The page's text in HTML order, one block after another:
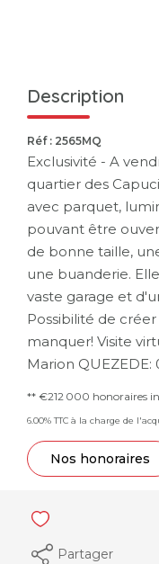
Description
Réf : 2565MQ
Exclusivité - A
quartier des
avec parquet,
pouvant être
de bonne taille,
une buanderie.
vaste garage et
Possibilité de
manquer! Visite
Marion QUEZEDE:
** €212 000 honoraires
6.00% TTC à la charge de
Nos honoraires
Partager